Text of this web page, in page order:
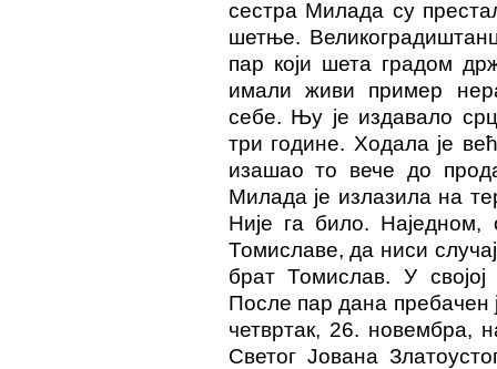
сестра Милада су
шетње.
пар који шета градом
имали живи пример
себе. Њу је издавало
три године. Ходала је
изашао то вече до
Милада је излазила на
Није га било. Наједном,
Томиславе, да ниси
брат Томислав. У
После пар дана пребачен
четвртак, 26. новембра,
Светог Јована